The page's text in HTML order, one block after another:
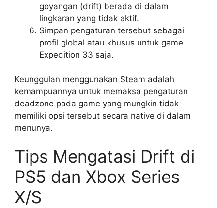
goyangan (drift) berada di dalam
lingkaran yang tidak aktif.
Simpan pengaturan tersebut sebagai
profil global atau khusus untuk game
Expedition 33 saja.
Keunggulan menggunakan Steam adalah
kemampuannya untuk memaksa pengaturan
deadzone pada game yang mungkin tidak
memiliki opsi tersebut secara native di dalam
menunya.
Tips Mengatasi Drift di
PS5 dan Xbox Series
X/S